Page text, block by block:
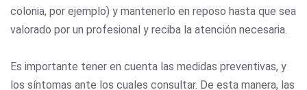
colonia, por ejemplo) y mantenerlo en reposo hasta que sea
valorado por un profesional y reciba la atención necesaria.
Es importante tener en cuenta las medidas preventivas, y
los síntomas ante los cuales consultar. De esta manera, las